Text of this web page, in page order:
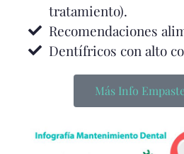
tratamiento).
Recomendaciones
Dentífricos con alto
Más Info